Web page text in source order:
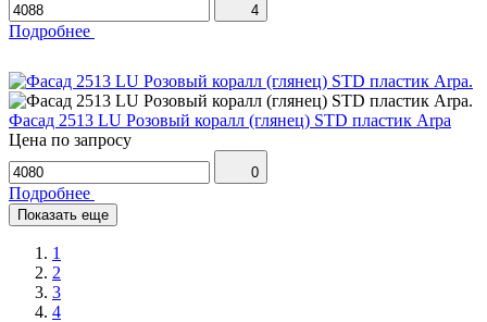
4
Подробнее
Фасад 2513 LU Розовый коралл (глянец) STD пластик Arpa
Цена по запросу
0
Подробнее
Показать еще
1
2
3
4